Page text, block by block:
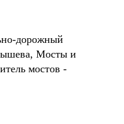
дорожный
Мосты и
мостов -